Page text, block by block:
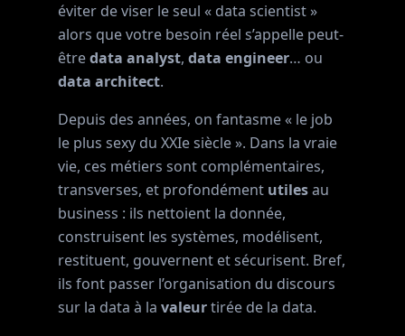
éviter de viser le seul « data scientist »
alors que votre besoin réel s’appelle peut-
êtredata analyst, data engineer… ou
data architect.
Depuis des années, on fantasme « le job
le plus sexy du XXIe siècle ». Dans la vraie
vie, ces métiers sont complémentaires,
transverses, et profondément utilesau
business : ils nettoient la donnée,
construisent les systèmes, modélisent,
restituent, gouvernent et sécurisent. Bref,
ils font passer l’organisation du discours
sur la data à la valeurtirée de la data.